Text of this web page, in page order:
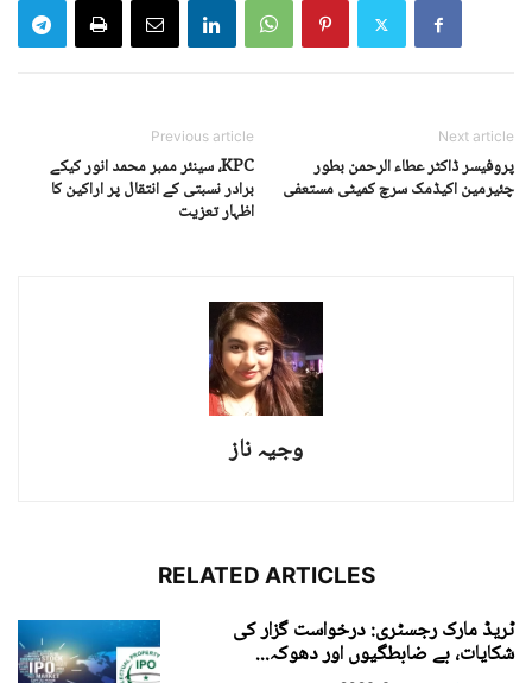
Previous article
KPC، سینئر ممبر محمد انور کیکے
برادر نسبتی کے انتقال پر اراکین کا
اظہار تعزیت
Next article
پروفیسر ڈاکٹر عطاء الرحمن بطور
چئیرمین اکیڈمک سرچ کمیٹی مستعفی
وجیہ ناز
RELATED ARTICLES
ٹریڈ مارک رجسٹری: درخواست گزار کی
شکایات، بے ضابطگیوں اور دھوکہ...